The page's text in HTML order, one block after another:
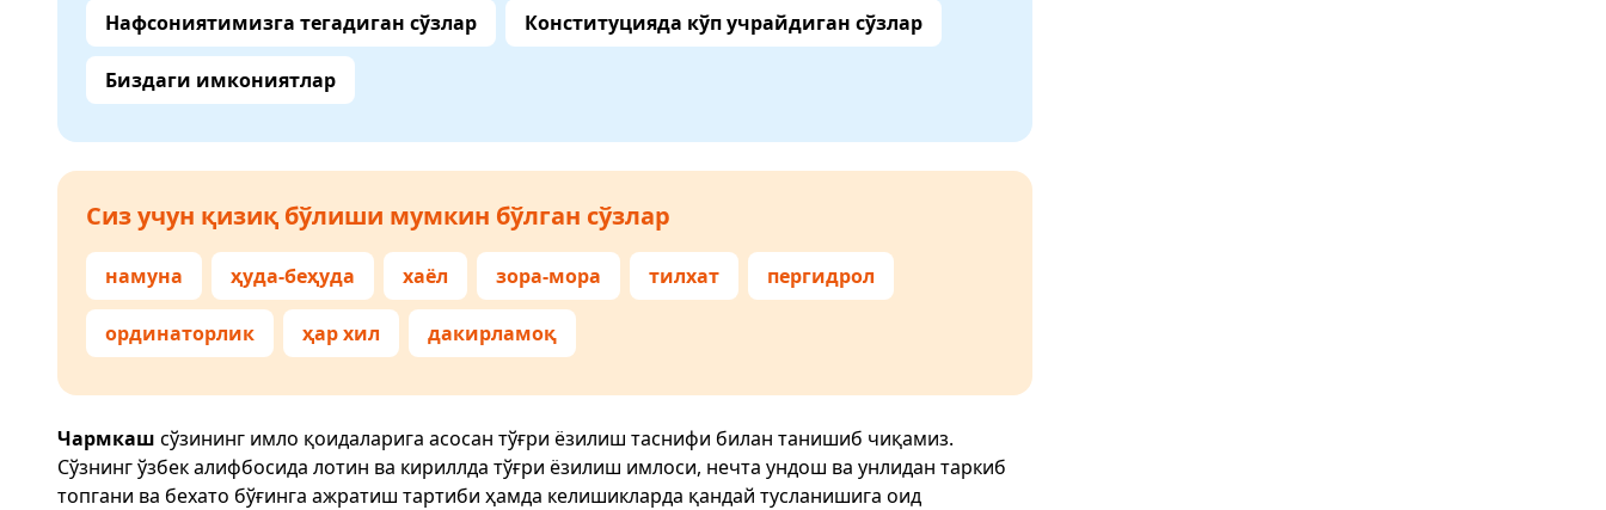
Нафсониятимизга тегадиган сўзлар Конституцияда кўп учрайдиган сўзлар
Биздаги имкониятлар
Сиз учун қизиқ бўлиши мумкин бўлган сўзлар
намуна ҳуда-беҳуда хаёл зора-мора тилхат пергидрол
ординаторлик ҳар хил дакирламоқ
Чармкаш сўзининг имло қоидаларига асосан тўғри ёзилиш таснифи билан танишиб чиқамиз.
Сўзнинг ўзбек алифбосида лотин ва кириллда тўғри ёзилиш имлоси, нечта ундош ва унлидан таркиб
топгани ва бехато бўғинга ажратиш тартиби ҳамда келишикларда қандай тусланишига оид